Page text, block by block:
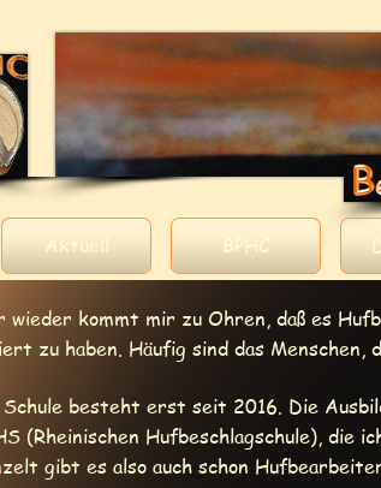
Aktuell BPHC
wieder kommt mir zu Ohren, daß es
zu haben. Häufig sind das Menschen,
Schule besteht erst seit 2016. Die
(Rheinischen Hufbeschlagschule),
gibt es also auch schon